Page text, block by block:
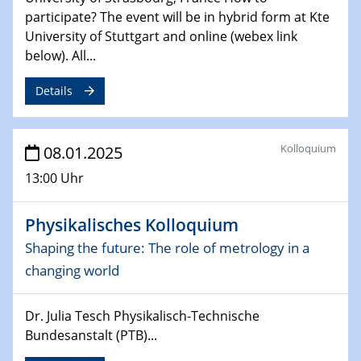
06.02.2025
Sfb-trr247-all Seminar
CataLysis Joint Colloquium)
10.02.2025 - 11.02.2025
Sfb-trr247-all Workshop
UnOCat
11.02.2025
SFB/TRR 270 Kolloquium
11.02.2025
Social Hour
CENIDE / ZBT / IW
Natural Water to H2
participate? The event will be in hybrid form at Kte
University of Stuttgart and online (webex link
below). All...
Details
08.01.2025
13:00 Uhr
Kolloquium
Physikalisches Kolloquium
Shaping the future: The role of metrology in a
changing world
Dr. Julia Tesch Physikalisch-Technische
Bundesanstalt (PTB)...